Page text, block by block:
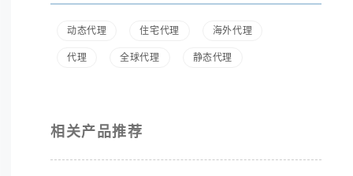
动态代理 住宅代理 海外代理
代理 全球代理 静态代理
相关产品推荐